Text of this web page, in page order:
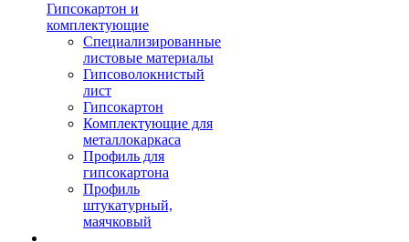
Гипсокартон и
комплектующие
Специализированные
листовые материалы
Гипсоволокнистый
лист
Гипсокартон
Комплектующие для
металлокаркаса
Профиль для
гипсокартона
Профиль
штукатурный,
маячковый